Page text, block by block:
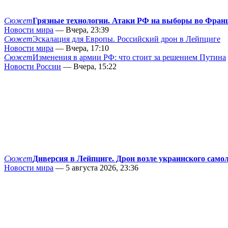
СюжетГрязные технологии. Атаки РФ на выборы во
Новости мира — Вчера, 23:39
СюжетЭскалация для Европы. Российский дрон в Лейпциге
Новости мира — Вчера, 17:10
СюжетИзменения в армии РФ: что стоит за решением Путина
Новости России — Вчера, 15:22
СюжетДиверсия в Лейпциге. Дрон возле украинского
Новости мира — 5 августа 2026, 23:36